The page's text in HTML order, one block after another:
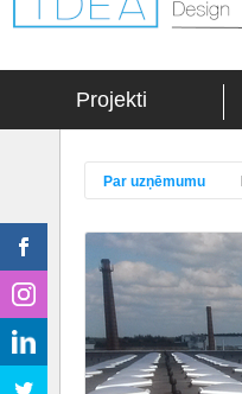
Projekti
Par uzņēmumu